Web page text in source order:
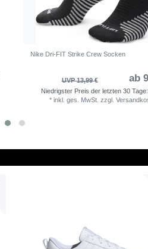
Nike Dri-FIT Strike Crew Socken
UVP 13,99 € ab
Niedrigster Preis der letzten 30 Tage:
* inkl. ges. MwSt. zzgl.